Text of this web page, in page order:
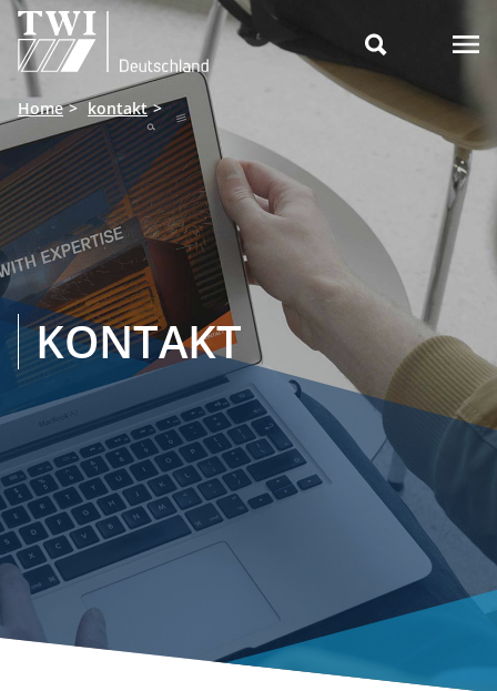

Home kontakt
KONTAKT